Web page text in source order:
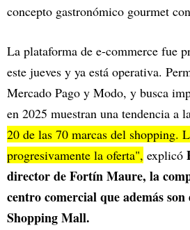
concepto gastronómico gourmet
La plataforma de e-commerce fue
este jueves y ya está operativa.
Mercado Pago y Modo, y busca
en 2025 muestran una tendencia a
20 de las 70 marcas del shopping.
progresivamente la oferta", explicó
director de Fortín Maure, la
centro comercial que además son
Shopping Mall.